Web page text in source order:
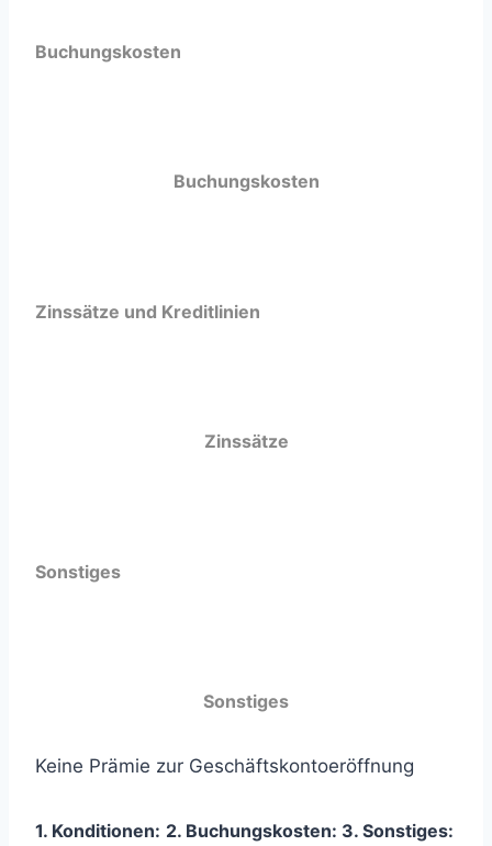
Buchungskosten
Buchungskosten
Zinssätze und Kreditlinien
Zinssätze
Sonstiges
Sonstiges
Keine Prämie zur Geschäftskontoeröffnung
1. Konditionen: 2. Buchungskosten: 3. Sonstiges: